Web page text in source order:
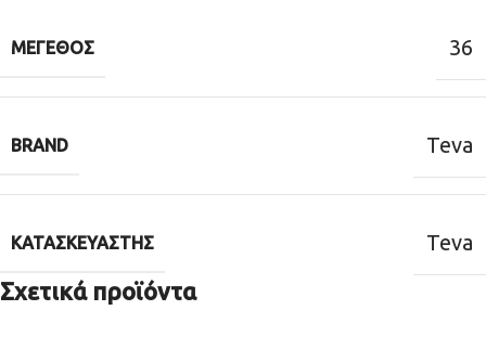
ΜΈΓΕΘΟΣ 36
BRAND Teva
ΚΑΤΑΣΚΕΥΑΣΤΉΣ Teva
Σχετικά προϊόντα